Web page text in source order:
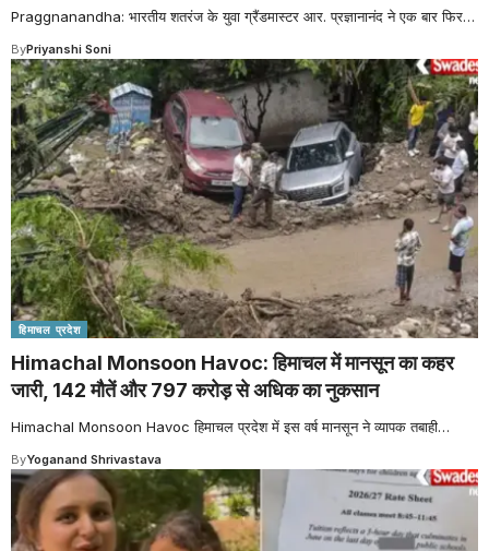
Praggnanandha: भारतीय शतरंज के युवा ग्रैंडमास्टर आर. प्रज्ञानानंद ने एक बार फिर…
ByPriyanshi Soni
हिमाचल प्रदेश
Himachal Monsoon Havoc: हिमाचल में मानसून का कहर
जारी, 142 मौतें और 797 करोड़ से अधिक का नुकसान
Himachal Monsoon Havoc हिमाचल प्रदेश में इस वर्ष मानसून ने व्यापक तबाही…
ByYoganand Shrivastava